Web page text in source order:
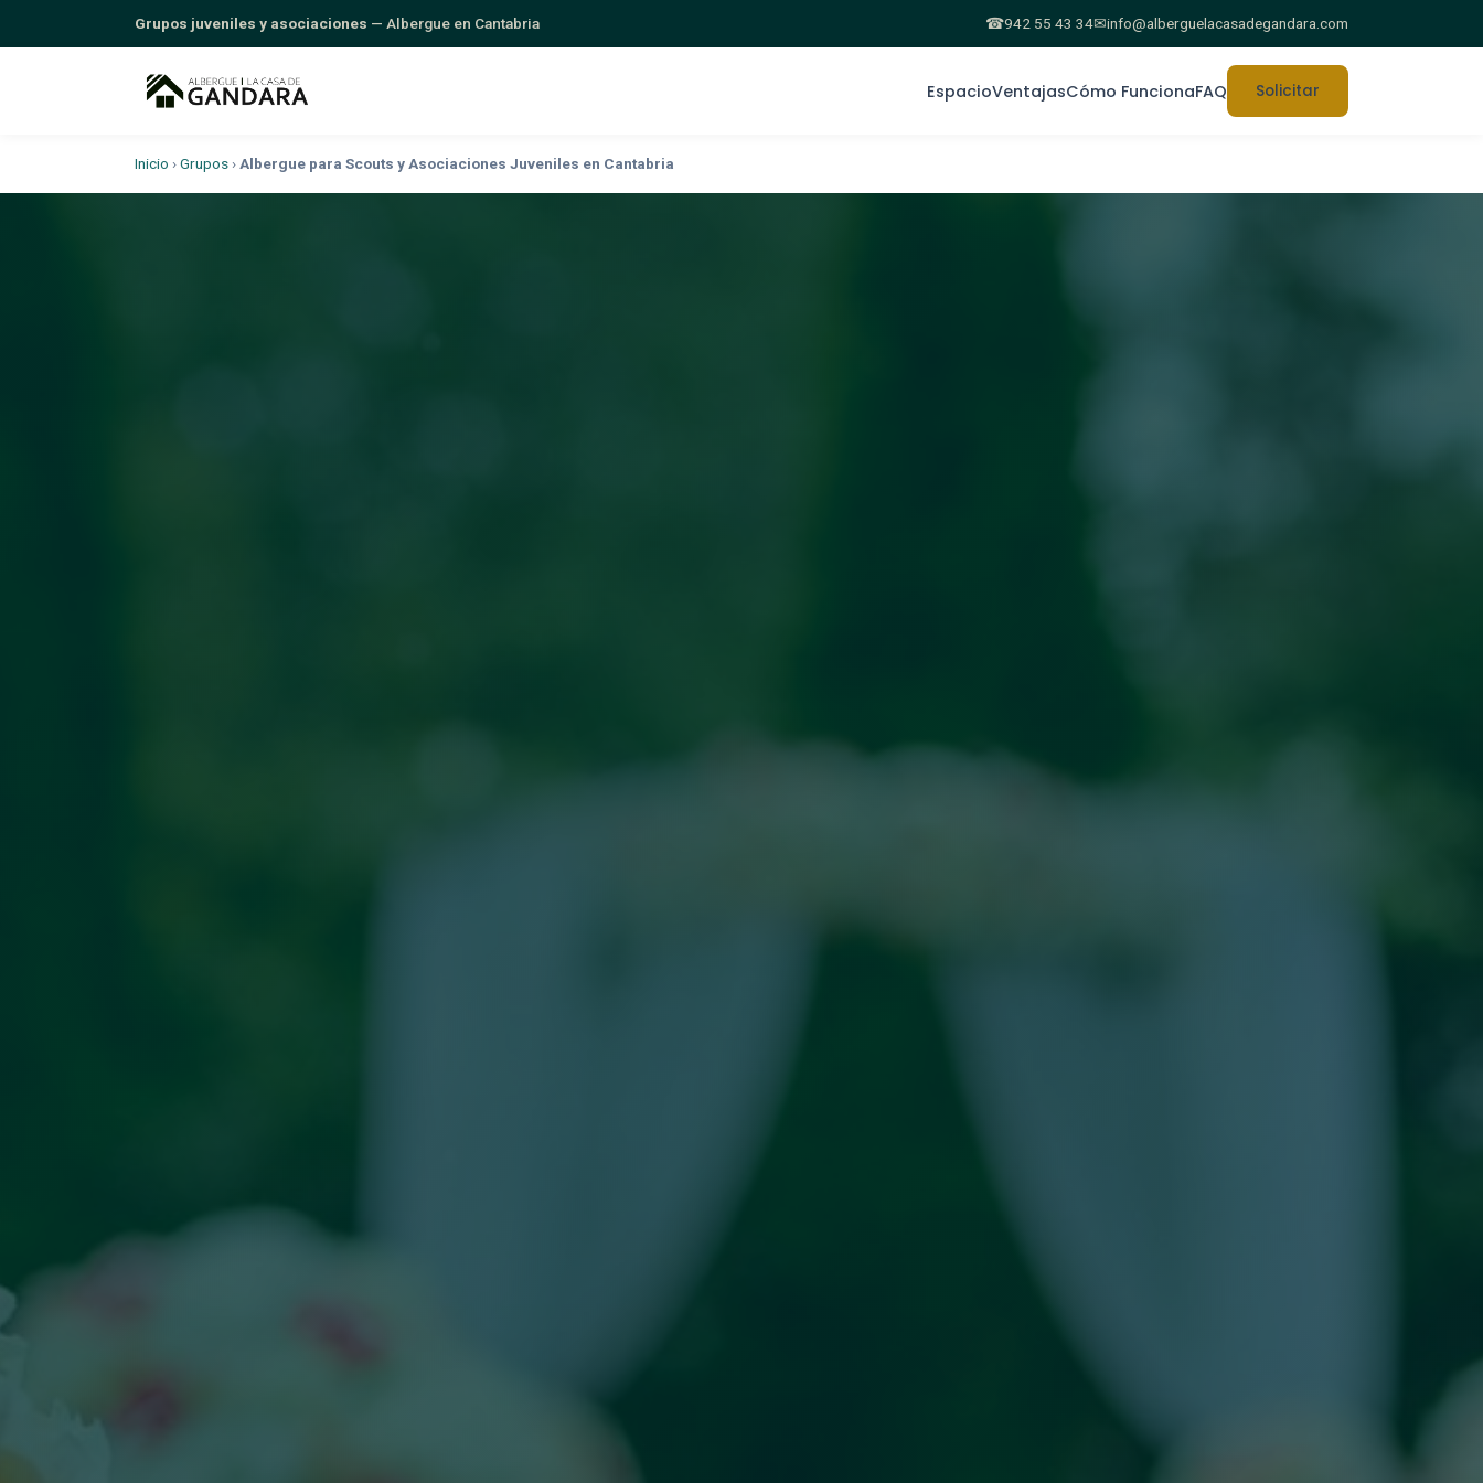
Grupos juveniles y asociaciones — Albergue en Cantabria ☎942 55 43 34✉info@alberguelacasadegandara.com
EspacioVentajasCómo FuncionaFAQ Solicitar
Inicio ›Grupos › Albergue para Scouts y Asociaciones Juveniles en Cantabria